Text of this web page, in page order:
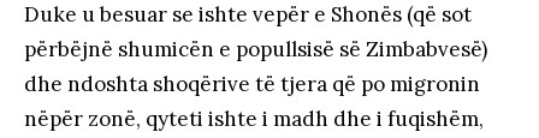
Duke u besuar se ishte vepër e Shonës (që sot
përbëjnë shumicën e popullsisë së Zimbabvesë)
dhe ndoshta shoqërive të tjera që po migronin
nëpër zonë, qyteti ishte i madh dhe i fuqishëm,